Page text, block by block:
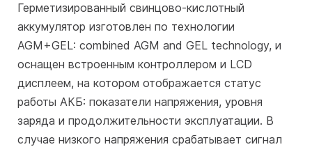
Герметизированный свинцово-кислотный
аккумулятор изготовлен по технологии
AGM+GEL: combined AGM and GEL technology, и
оснащен встроенным контроллером и LСD
дисплеем, на котором отображается статус
работы АКБ: показатели напряжения, уровня
заряда и продолжительности эксплуатации. В
случае низкого напряжения срабатывает сигнал